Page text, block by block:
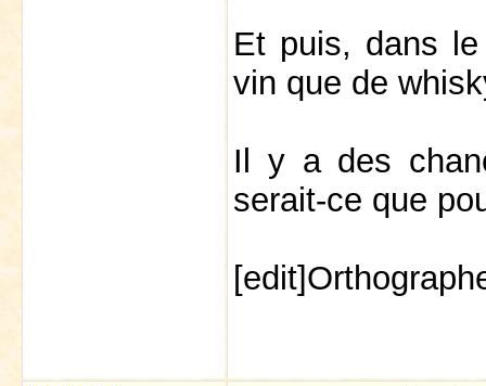
Et puis, dans
vin que de
Il y a des
serait-ce que